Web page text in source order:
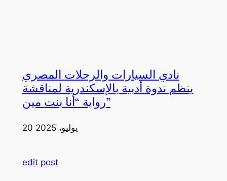
نادي السيارات والرحلات المصري
ينظم ندوة أدبية بالإسكندرية لمناقشة
رواية “أنا بنت مين”
20 يوليو، 2025
edit post